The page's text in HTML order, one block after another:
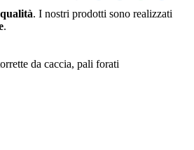
. I nostri prodotti sono realizzati
.
da caccia, pali forati